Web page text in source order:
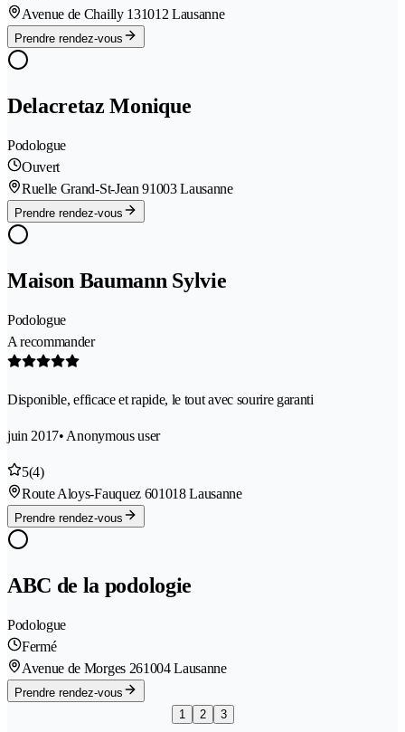
Avenue de Chailly 131012 Lausanne
Prendre rendez-vous
Delacretaz Monique
Podologue
Ouvert
Ruelle Grand-St-Jean 91003 Lausanne
Prendre rendez-vous
Maison Baumann Sylvie
Podologue
A recommander
Disponible, efficace et rapide, le tout avec sourire garanti
juin 2017• Anonymous user
5(4)
Route Aloys-Fauquez 601018 Lausanne
Prendre rendez-vous
ABC de la podologie
Podologue
Fermé
Avenue de Morges 261004 Lausanne
Prendre rendez-vous
1
2 3